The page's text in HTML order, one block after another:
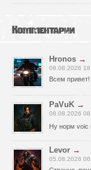
Комментарии
Hronos →
08.08.2026
Всем
PaVuK →
08.08.2026
Ну норм voic
Levor →
05.08.2026